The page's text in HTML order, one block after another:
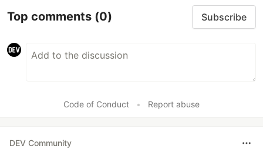
Top comments (0) Subscribe
Code of Conduct • Report abuse
DEV Community